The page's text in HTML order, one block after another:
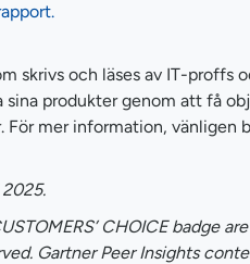
skrivs och läses av IT-proffs
produkter genom att få
För mer information, vänligen
CHOICE badge
Gartner Peer Insights